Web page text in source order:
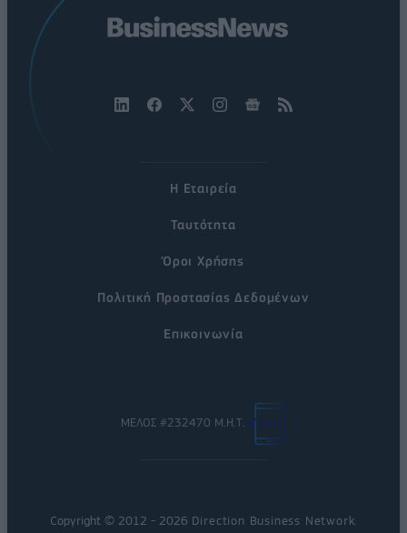
Η Εταιρεία
Ταυτότητα
Όροι Χρήσης
Πολιτική Προστασίας Δεδομένων
Επικοινωνία
ΜΕΛΟΣ #232470 Μ.Η.Τ.
Copyright © 2012 - 2026 Direction Business Network